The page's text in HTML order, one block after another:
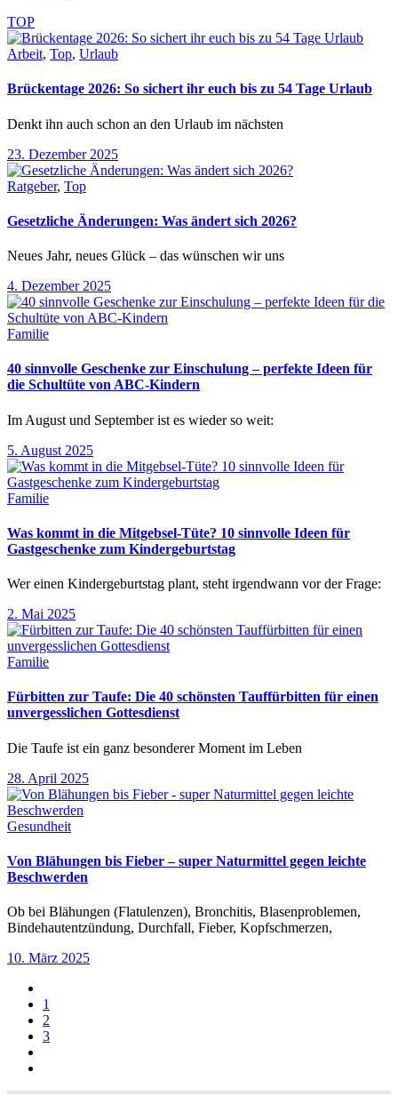
TOP
Arbeit, Top, Urlaub
Brückentage 2026: So sichert ihr euch bis zu 54 Tage Urlaub
Denkt ihn auch schon an den Urlaub im nächsten
23. Dezember 2025
Ratgeber, Top
Gesetzliche Änderungen: Was ändert sich 2026?
Neues Jahr, neues Glück – das wünschen wir uns
4. Dezember 2025
Familie
40 sinnvolle Geschenke zur Einschulung – perfekte Ideen für
die Schultüte von ABC-Kindern
Im August und September ist es wieder so weit:
5. August 2025
Familie
Was kommt in die Mitgebsel-Tüte? 10 sinnvolle Ideen für
Gastgeschenke zum Kindergeburtstag
Wer einen Kindergeburtstag plant, steht irgendwann vor der Frage:
2. Mai 2025
Familie
Fürbitten zur Taufe: Die 40 schönsten Tauffürbitten für einen
unvergesslichen Gottesdienst
Die Taufe ist ein ganz besonderer Moment im Leben
28. April 2025
Gesundheit
Von Blähungen bis Fieber – super Naturmittel gegen leichte
Beschwerden
Ob bei Blähungen (Flatulenzen), Bronchitis, Blasenproblemen,
Bindehautentzündung, Durchfall, Fieber, Kopfschmerzen,
10. März 2025
1
2
3